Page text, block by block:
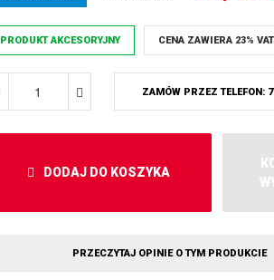
PRODUKT AKCESORYJNY CENA ZAWIERA 23% VAT
ZAMÓW PRZEZ TELEFON:
DODAJ DO KOSZYKA
PRZECZYTAJ OPINIE O TYM PRODUKCIE